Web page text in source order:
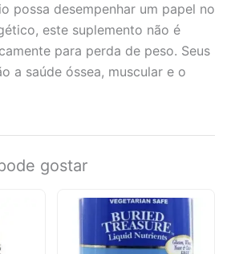
possa desempenhar um papel no
este suplemento não é
para perda de peso. Seus
a saúde óssea, muscular e o
gostar